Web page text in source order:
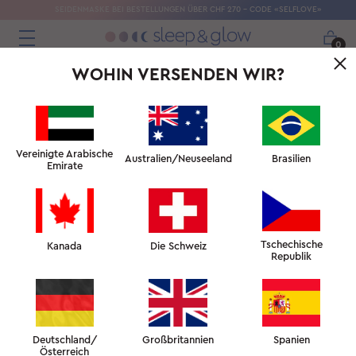
SEIDENMASKE BEI BESTELLUNGEN ÜBER CHF 270 – CODE «SELFLOVE»
0
DER ANTI-FALTEN-BH
FÜR EIN DEKOLLETÉ, DAS KÖPFE VERDREHEN LÄSST
WOHIN VERSENDEN WIR?
Vereinigte Arabische
Emirate
Australien/Neuseeland Brasilien
Kanada Die Schweiz
Tschechische
Republik
Deutschland/
Österreich
Großbritannien Spanien